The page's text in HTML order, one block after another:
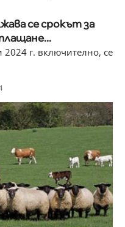
се срокът за
2024 г. включително, се